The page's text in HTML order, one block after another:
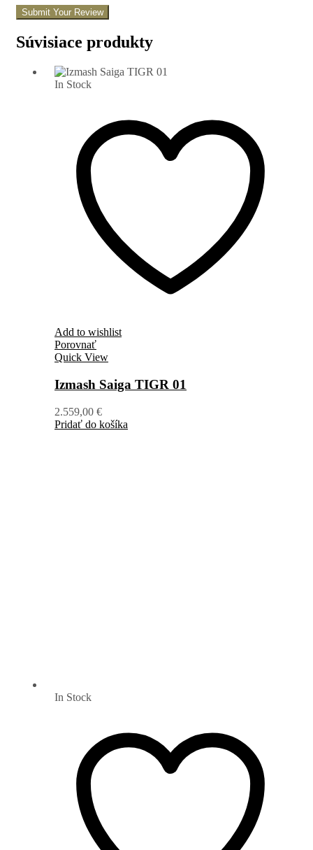
Submit Your Review
Súvisiace produkty
In Stock
Add to wishlist
Porovnať
Quick View
Izmash Saiga TIGR 01
2.559,00 €
Pridať do košíka
In Stock